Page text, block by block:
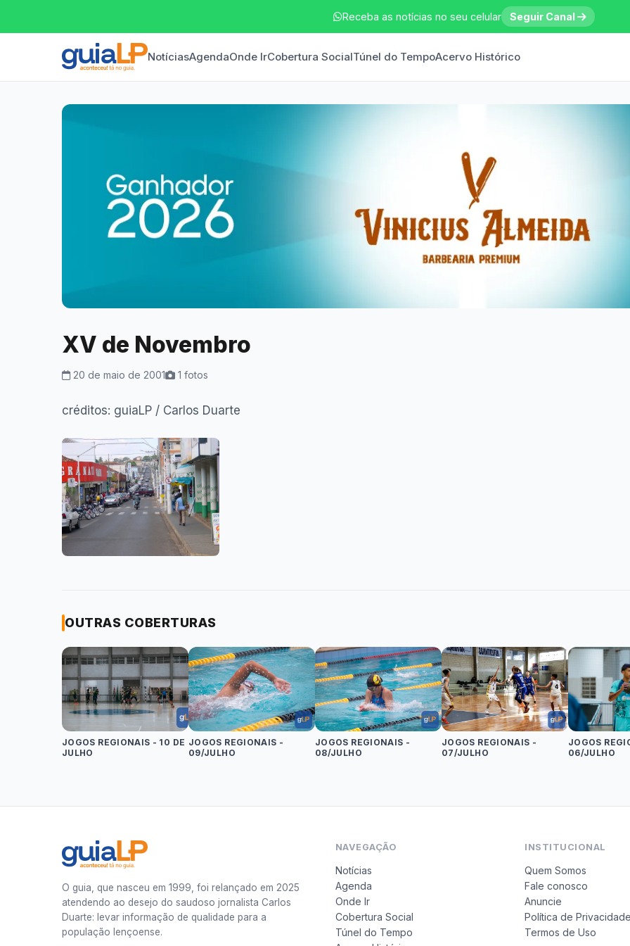
Receba as notícias no seu celular Seguir Canal
NotíciasAgendaOnde IrCobertura SocialTúnel do TempoAcervo Histórico
XV de Novembro
20 de maio de 2001 1 fotos
créditos: guiaLP / Carlos Duarte
OUTRAS COBERTURAS
JOGOS REGIONAIS - 10 DE
JULHO
JOGOS REGIONAIS -
09/JULHO
JOGOS REGIONAIS -
08/JULHO
JOGOS REGIONAIS -
07/JULHO
JOGOS
06/JULHO
O guia, que nasceu em 1999, foi relançado em 2025
atendendo ao desejo do saudoso jornalista Carlos
Duarte: levar informação de qualidade para a
população lençoense.
NAVEGAÇÃO
Notícias
Agenda
Onde Ir
Cobertura Social
Túnel do Tempo
INSTITUCIONAL
Quem Somos
Fale conosco
Anuncie
Política de Privacidade
Termos de Uso